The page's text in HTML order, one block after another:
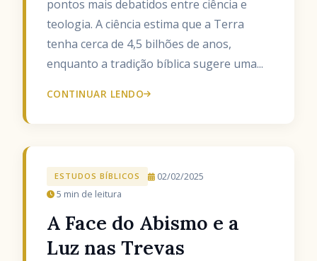
pontos mais debatidos entre ciência e
teologia. A ciência estima que a Terra
tenha cerca de 4,5 bilhões de anos,
enquanto a tradição bíblica sugere uma...
CONTINUAR LENDO
ESTUDOS BÍBLICOS
02/02/2025
5 min de leitura
A Face do Abismo e a
Luz nas Trevas